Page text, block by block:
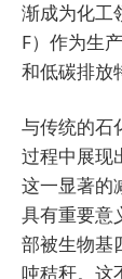
渐成为化工
F）作为生
和低碳排放
与传统的石
过程中展现
这一显著的
具有重要意
部被生物基
吨秸秆。这